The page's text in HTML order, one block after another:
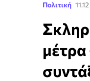
Πολιτική